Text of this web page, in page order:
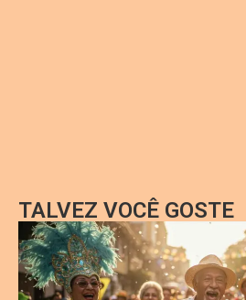
TALVEZ VOCÊ GOSTE